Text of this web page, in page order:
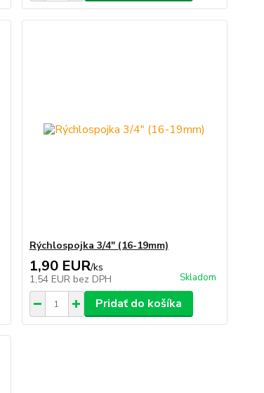
Rýchlospojka 3/4" (16-19mm)
1,90 EUR/ks
1,54 EUR bez DPH Skladom
Pridať do košíka